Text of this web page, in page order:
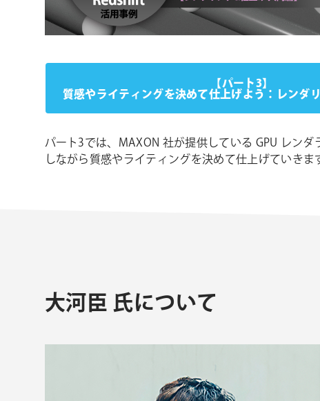
【パート3】
質感やライティングを決めて仕上げよう：レンダ
パート3では、MAXON 社が提供している GPU レン
しながら質感やライティングを決めて仕上げていきま
大河臣 氏について